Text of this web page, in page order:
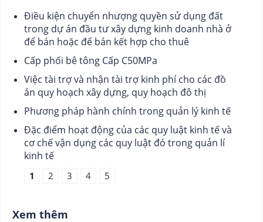
Điều kiện chuyển nhượng quyền sử dụng đất
trong dự án đầu tư xây dựng kinh doanh nhà ở
để bán hoặc để bán kết hợp cho thuê
Cấp phối bê tông Cấp C50MPa
Việc tài trợ và nhận tài trợ kinh phí cho các đồ
án quy hoạch xây dựng, quy hoạch đô thị
Phương pháp hành chính trong quản lý kinh tế
Đặc điểm hoạt động của các quy luật kinh tế và
cơ chế vận dụng các quy luật đó trong quản lí
kinh tế
1 2 3 4 5
Xem thêm